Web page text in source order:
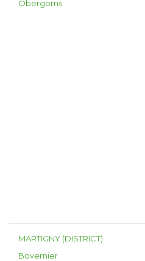
Obergoms
MARTIGNY (DISTRICT)
Bovernier